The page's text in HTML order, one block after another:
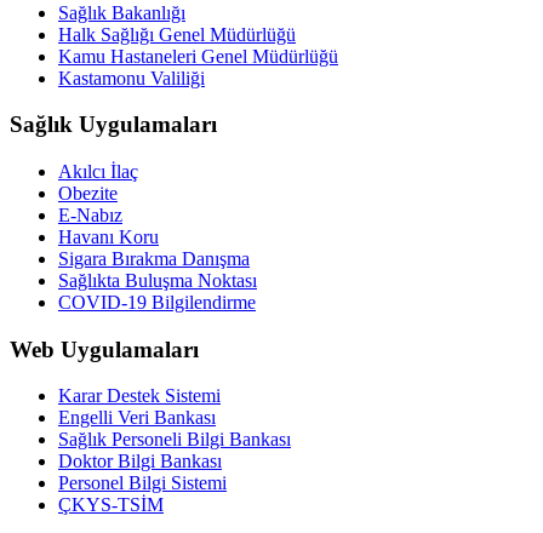
Sağlık Bakanlığı
Halk Sağlığı Genel Müdürlüğü
Kamu Hastaneleri Genel Müdürlüğü
Kastamonu Valiliği
Sağlık Uygulamaları
Akılcı İlaç
Obezite
E-Nabız
Havanı Koru
Sigara Bırakma Danışma
Sağlıkta Buluşma Noktası
COVID-19 Bilgilendirme
Web Uygulamaları
Karar Destek Sistemi
Engelli Veri Bankası
Sağlık Personeli Bilgi Bankası
Doktor Bilgi Bankası
Personel Bilgi Sistemi
ÇKYS-TSİM